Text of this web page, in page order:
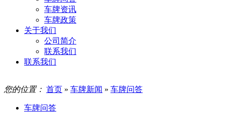
车牌资讯
车牌政策
关于我们
公司简介
联系我们
联系我们
您的位置： 首页 » 车牌新闻 » 车牌问答
车牌问答